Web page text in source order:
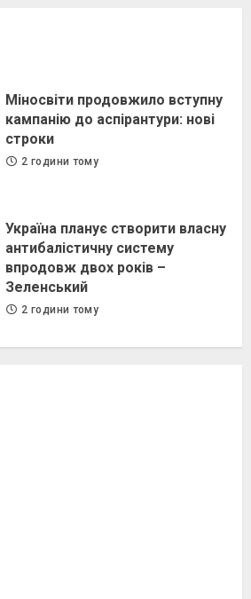
Міносвіти продовжило вступну
кампанію до аспірантури: нові
строки
2 години тому
Україна планує створити власну
антибалістичну систему
впродовж двох років –
Зеленський
2 години тому